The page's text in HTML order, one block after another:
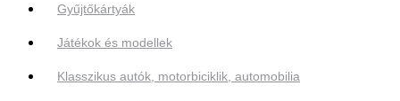
Gyűjtőkártyák
Játékok és modellek
Klasszikus autók, motorbiciklik, automobilia